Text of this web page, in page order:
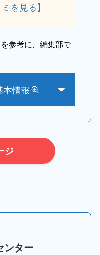
を見る】
参考に、編集部で
本情報
ジ
ンター